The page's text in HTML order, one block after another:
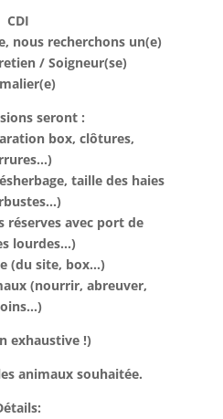
CDI
nous recherchons un(e)
/ Soigneur(se)
seront :
box, clôtures,
taille des haies
réserves avec port de
lourdes…)
(du site, box…)
(nourrir, abreuver,
exhaustive !)
animaux souhaitée.